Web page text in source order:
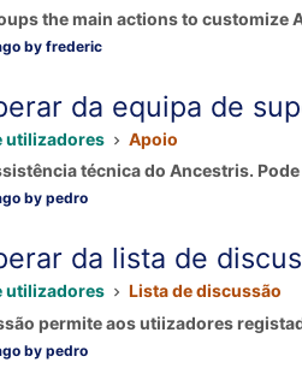
the main actions to customize
by frederic
da equipa de
utilizadores
Apoio
técnica do Ancestris.
by pedro
da lista de
utilizadores
Lista de discussão
permite aos utiizadores
by pedro